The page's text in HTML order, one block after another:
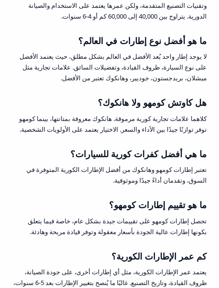
وتقنيات التصنيع المتقدمة، ولكن عمرها يعتمد على الاستخدام والصيانة
الدورية. يتراوح بين 40,000 إلى 60,000 كم أو 4-6 سنوات.
ما هو أفضل نوع إطارات في العالم؟
لا يوجد إطار واحد يُعد الأفضل في العالم بشكل مطلق، حيث يعتمد الأفضل
على نوع السيارة، ظروف القيادة، وتفضيلات السائق. علامات تجارية مثل
ميشلان، بريدجستون، جوديير، وهانكوك تعتبر من الأفضل.
هل كاوتش كومهو ولا هانكوك؟
كلاهما علامات تجارية كورية مرموقة. هانكوك معروفة بمتانتها، بينما كومهو
توفر توازنًا جيدًا بين الأداء والسعر. الاختيار يعتمد على الأولويات الشخصية.
ما هي أفضل كفرات كورية للسيارات؟
تعتبر إطارات كومهو وهانكوك من أفضل الإطارات الكورية المتوفرة في
السوق، وتقدمان أداءً جيدًا وموثوقية.
ما هو تقييم إطارات كومهو؟
تحصل إطارات كومهو على تقييمات جيدة بشكل عام، خاصة فيما يتعلق
بكونها إطارات عالية الجودة بأسعار معقولة وتوفر قيادة مريحة وهادئة.
كم عمر الإطارات الكورية؟
يعتمد عمر الإطارات الكورية، مثل أي إطارات أخرى، على جودة الصيانة،
ظروف القيادة، وتاريخ التصنيع. غالبًا ما يُنصح بتغيير الإطارات بعد 5-6 سنوات،